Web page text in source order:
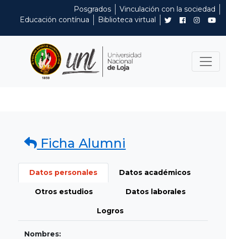
Posgrados
Vinculación con la sociedad
Educación contínua
Biblioteca virtual
Ficha Alumni
Datos personales Datos académicos
Otros estudios Datos laborales
Logros
Nombres: